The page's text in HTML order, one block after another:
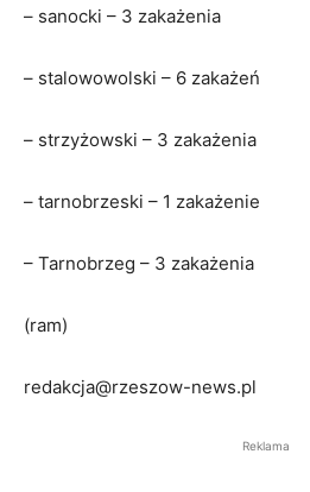
– sanocki – 3 zakażenia
– stalowowolski – 6 zakażeń
– strzyżowski – 3 zakażenia
– tarnobrzeski – 1 zakażenie
– Tarnobrzeg – 3 zakażenia
(ram)
redakcja@rzeszow-news.pl
Reklama